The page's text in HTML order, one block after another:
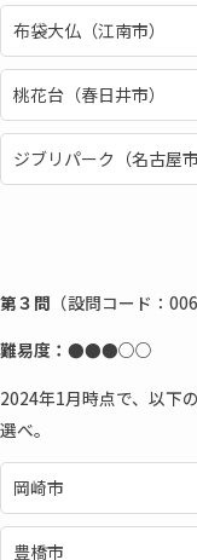
布袋大仏（江南市）
桃花台（春日井市）
ジブリパーク（名古屋市
第３問 （設問コード：
難易度：●●●○○
2024年1月時点で、以下
選べ。
岡崎市
豊橋市